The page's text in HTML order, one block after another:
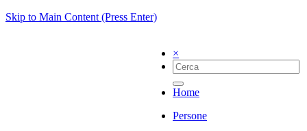
Skip to Main Content (Press Enter)
×
Home
Persone